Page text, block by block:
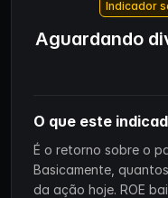
Indicador
Aguardando
O que este
É o retorno sobre o
Basicamente,
da ação hoje. ROE